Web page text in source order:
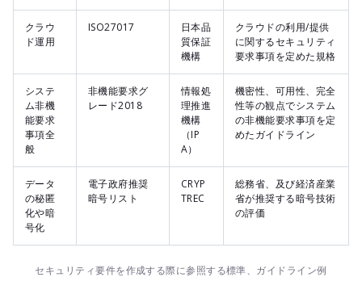
クラウ
ド運用
ISO27017
日本品
質保証
機構
クラウドの利用/提供
に関するセキュリティ
要求事項を定めた規格
システ
ム非機
能要求
事項全
般
非機能要求グ
レード2018
情報処
理推進
機構
（IP
A）
機密性、可用性、完全
性等の観点でシステム
の非機能要求事項を定
めたガイドライン
データ
の秘匿
化や暗
号化
電子政府推奨
暗号リスト
CRYP
TREC
総務省、及び経済産業
省が推奨する暗号技術
の評価
セキュリティ要件を作成する際に参照する標準、ガイドライン例